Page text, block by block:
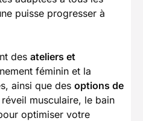
puisse progresser à
des ateliers et
féminin et la
ainsi que des options de
musculaire, le bain
optimiser votre